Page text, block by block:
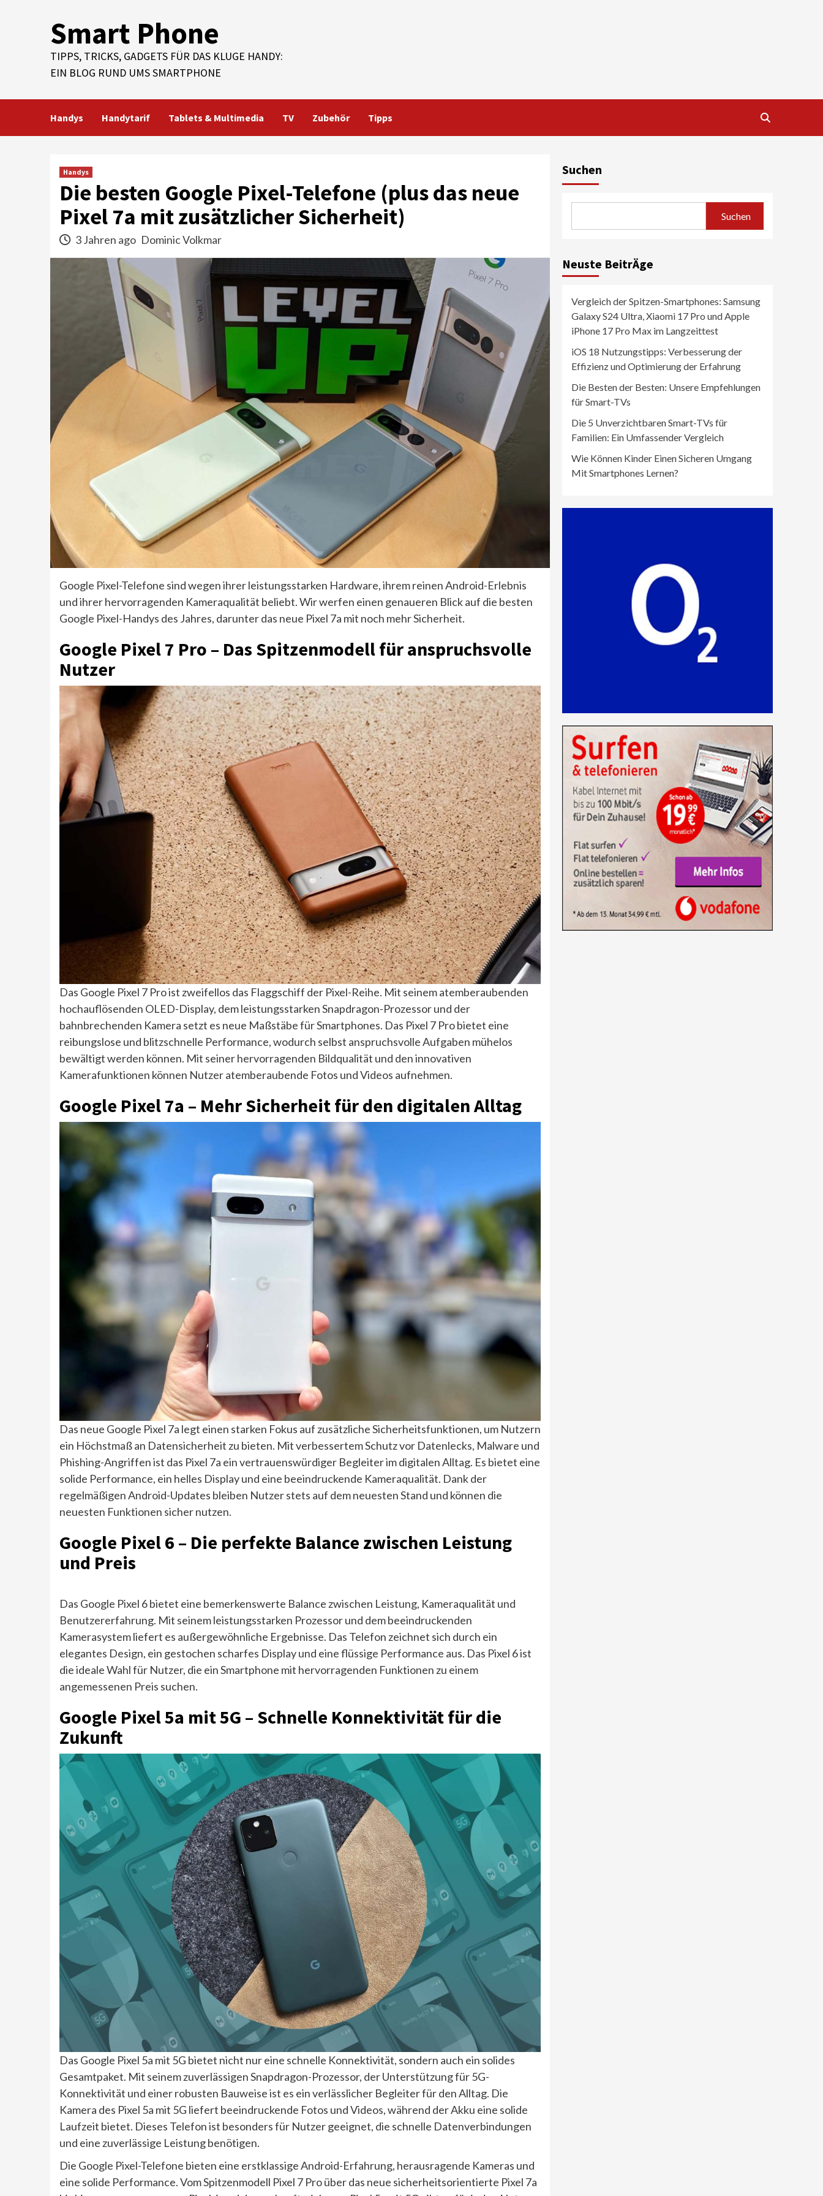
Smart Phone
TIPPS, TRICKS, GADGETS FÜR DAS KLUGE HANDY:
EIN BLOG RUND UMS SMARTPHONE
Handys Handytarif Tablets & Multimedia TV Zubehör Tipps
Handys
Die besten Google Pixel-Telefone (plus das neue
Pixel 7a mit zusätzlicher Sicherheit)
3 Jahren ago Dominic Volkmar
Google Pixel-Telefone sind wegen ihrer leistungsstarken Hardware, ihrem reinen Android-Erlebnis
und ihrer hervorragenden Kameraqualität beliebt. Wir werfen einen genaueren Blick auf die besten
Google Pixel-Handys des Jahres, darunter das neue Pixel 7a mit noch mehr Sicherheit.
Google Pixel 7 Pro – Das Spitzenmodell für anspruchsvolle
Nutzer
Das Google Pixel 7 Pro ist zweifellos das Flaggschiff der Pixel-Reihe. Mit seinem atemberaubenden
hochauflösenden OLED-Display, dem leistungsstarken Snapdragon-Prozessor und der
bahnbrechenden Kamera setzt es neue Maßstäbe für Smartphones. Das Pixel 7 Pro bietet eine
reibungslose und blitzschnelle Performance, wodurch selbst anspruchsvolle Aufgaben mühelos
bewältigt werden können. Mit seiner hervorragenden Bildqualität und den innovativen
Kamerafunktionen können Nutzer atemberaubende Fotos und Videos aufnehmen.
Google Pixel 7a – Mehr Sicherheit für den digitalen Alltag
Das neue Google Pixel 7a legt einen starken Fokus auf zusätzliche Sicherheitsfunktionen, um Nutzern
ein Höchstmaß an Datensicherheit zu bieten. Mit verbessertem Schutz vor Datenlecks, Malware und
Phishing-Angriffen ist das Pixel 7a ein vertrauenswürdiger Begleiter im digitalen Alltag. Es bietet eine
solide Performance, ein helles Display und eine beeindruckende Kameraqualität. Dank der
regelmäßigen Android-Updates bleiben Nutzer stets auf dem neuesten Stand und können die
neuesten Funktionen sicher nutzen.
Google Pixel 6 – Die perfekte Balance zwischen Leistung
und Preis
Das Google Pixel 6 bietet eine bemerkenswerte Balance zwischen Leistung, Kameraqualität und
Benutzererfahrung. Mit seinem leistungsstarken Prozessor und dem beeindruckenden
Kamerasystem liefert es außergewöhnliche Ergebnisse. Das Telefon zeichnet sich durch ein
elegantes Design, ein gestochen scharfes Display und eine flüssige Performance aus. Das Pixel 6 ist
die ideale Wahl für Nutzer, die ein Smartphone mit hervorragenden Funktionen zu einem
angemessenen Preis suchen.
Google Pixel 5a mit 5G – Schnelle Konnektivität für die
Zukunft
Das Google Pixel 5a mit 5G bietet nicht nur eine schnelle Konnektivität, sondern auch ein solides
Gesamtpaket. Mit seinem zuverlässigen Snapdragon-Prozessor, der Unterstützung für 5G-
Konnektivität und einer robusten Bauweise ist es ein verlässlicher Begleiter für den Alltag. Die
Kamera des Pixel 5a mit 5G liefert beeindruckende Fotos und Videos, während der Akku eine solide
Laufzeit bietet. Dieses Telefon ist besonders für Nutzer geeignet, die schnelle Datenverbindungen
und eine zuverlässige Leistung benötigen.
Die Google Pixel-Telefone bieten eine erstklassige Android-Erfahrung, herausragende Kameras und
eine solide Performance. Vom Spitzenmodell Pixel 7 Pro über das neue sicherheitsorientierte Pixel 7a
Suchen
Suchen
Neuste BeitrÄge
Vergleich der Spitzen-Smartphones: Samsung
Galaxy S24 Ultra, Xiaomi 17 Pro und Apple
iPhone 17 Pro Max im Langzeittest
iOS 18 Nutzungstipps: Verbesserung der
Effizienz und Optimierung der Erfahrung
Die Besten der Besten: Unsere Empfehlungen
für Smart-TVs
Die 5 Unverzichtbaren Smart-TVs für
Familien: Ein Umfassender Vergleich
Wie Können Kinder Einen Sicheren Umgang
Mit Smartphones Lernen?